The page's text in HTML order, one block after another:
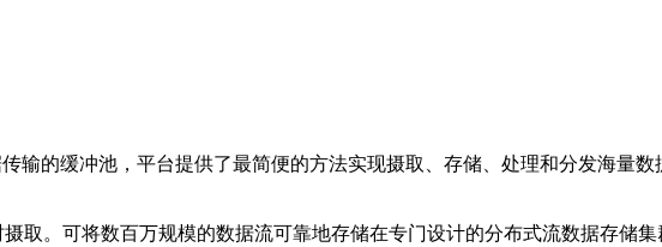
输的缓冲池，平台提供了最简便的方法实现摄取、存储、处理和分发海量数
取。可将数百万规模的数据流可靠地存储在专门设计的分布式流数据存储集